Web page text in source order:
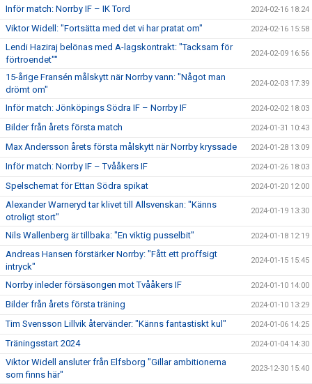
Inför match: Norrby IF – IK Tord 2024-02-16 18:24
Viktor Widell: "Fortsätta med det vi har pratat om" 2024-02-16 15:58
Lendi Haziraj belönas med A-lagskontrakt: "Tacksam för
förtroendet""
2024-02-09 16:56
15-årige Fransén målskytt när Norrby vann: "Något man
drömt om"
2024-02-03 17:39
Inför match: Jönköpings Södra IF – Norrby IF 2024-02-02 18:03
Bilder från årets första match 2024-01-31 10:43
Max Andersson årets första målskytt när Norrby kryssade 2024-01-28 13:09
Inför match: Norrby IF – Tvååkers IF 2024-01-26 18:03
Spelschemat för Ettan Södra spikat 2024-01-20 12:00
Alexander Warneryd tar klivet till Allsvenskan: "Känns
otroligt stort"
2024-01-19 13:30
Nils Wallenberg är tillbaka: "En viktig pusselbit" 2024-01-18 12:19
Andreas Hansen förstärker Norrby: "Fått ett proffsigt
intryck"
2024-01-15 15:45
Norrby inleder försäsongen mot Tvååkers IF 2024-01-10 14:00
Bilder från årets första träning 2024-01-10 13:29
Tim Svensson Lillvik återvänder: "Känns fantastiskt kul" 2024-01-06 14:25
Träningsstart 2024 2024-01-04 14:30
Viktor Widell ansluter från Elfsborg "Gillar ambitionerna
som finns här"
2023-12-30 15:40